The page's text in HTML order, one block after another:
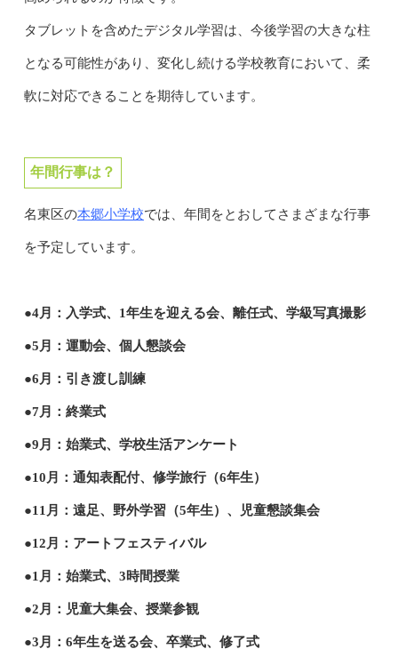
タブレットを含めたデジタル学習は、今後学習の大きな柱
となる可能性があり、変化し続ける学校教育において、柔
軟に対応できることを期待しています。
年間行事は？
名東区の本郷小学校では、年間をとおしてさまざまな行事
を予定しています。
●4月：入学式、1年生を迎える会、離任式、学級写真撮影
●5月：運動会、個人懇談会
●6月：引き渡し訓練
●7月：終業式
●9月：始業式、学校生活アンケート
●10月：通知表配付、修学旅行（6年生）
●11月：遠足、野外学習（5年生）、児童懇談集会
●12月：アートフェスティバル
●1月：始業式、3時間授業
●2月：児童大集会、授業参観
●3月：6年生を送る会、卒業式、修了式